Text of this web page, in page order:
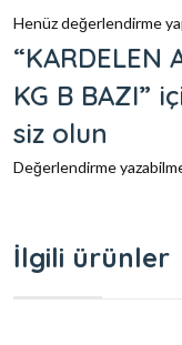
Henüz değerlendirme
“KARDELEN
KG B BAZI”
siz olun
Değerlendirme
İlgili ürünler